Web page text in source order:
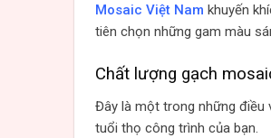
Mosaic Việt Nam khuyến
tiên chọn những gam màu
Chất lượng gạch
Đây là một trong những điều
tuổi thọ công trình của bạn.